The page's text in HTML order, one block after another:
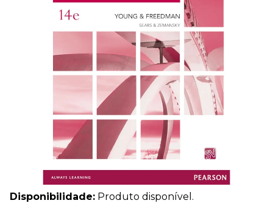
Disponibilidade: Produto disponível.